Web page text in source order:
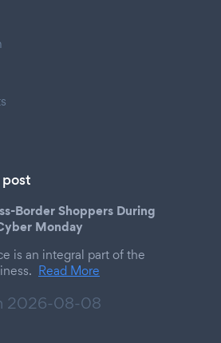
Border Shoppers During
Monday
is an integral part of the
Read More
2026-08-08